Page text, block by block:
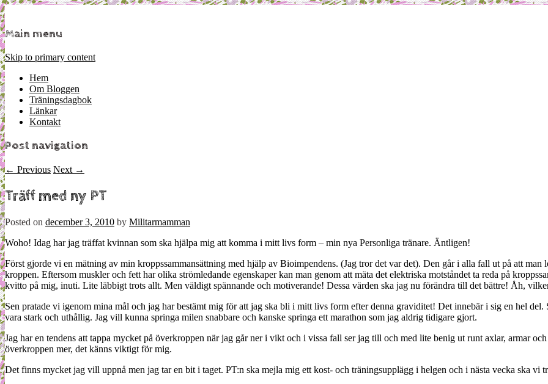
Militärmamman
Mamma, militär och märkbart obekväm
Main menu
Skip to primary content
Hem
Om Bloggen
Träningsdagbok
Länkar
Kontakt
Post navigation
← Previous Next →
Träff med ny PT
Posted on december 3, 2010 by Militarmamman
Woho! Idag har jag träffat kvinnan som ska hjälpa mig att komma i mitt livs form – min nya Personliga tränare. Äntligen!
Först gjorde vi en mätning av min kroppssammansättning med hjälp av Bioimpendens. (Jag tror det var det). Den går i alla fall ut på att man
kroppen. Eftersom muskler och fett har olika strömledande egenskaper kan man genom att mäta det elektriska motståndet ta reda på
kvitto på mig, inuti. Lite läbbigt trots allt. Men väldigt spännande och motiverande! Dessa värden ska jag nu förändra till det bättre! Åh,
Sen pratade vi igenom mina mål och jag har bestämt mig för att jag ska bli i mitt livs form efter denna graviditet! Det innebär i sig en hel
vara stark och uthållig. Jag vill kunna springa milen snabbare och kanske springa ett marathon som jag aldrig tidigare gjort.
Jag har en tendens att tappa mycket på överkroppen när jag går ner i vikt och i vissa fall ser jag till och med lite benig ut runt axlar, armar
överkroppen mer, det känns viktigt för mig.
Det finns mycket jag vill uppnå men jag tar en bit i taget. PT:n ska mejla mig ett kost- och träningsupplägg i helgen och i nästa vecka ska vi